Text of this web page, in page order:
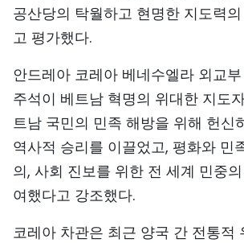
공산당의 탁월하고 현명한 지도력
고 평가했다.
안드레아 코레아 베네수엘라 외교
주석이 베트남 혁명의 위대한 지도
트남 국민의 민족 해방을 위해 헌신
역사적 승리를 이끌었고, 평화와 민
의, 사회 진보를 위한 전 세계 민중
여했다고 강조했다.
코레아 차관은 최근 양국 간 전통적